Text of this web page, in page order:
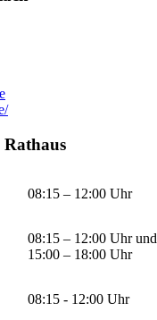
Rathaus
08:15 – 12:00 Uhr
08:15 – 12:00 Uhr und
15:00 – 18:00 Uhr
08:15 - 12:00 Uhr